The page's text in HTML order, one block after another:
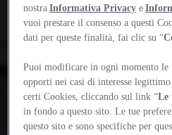
Curatore
Timur Zolotoev è curatore ed editor
all’intersezione tra arte e
team curatoriale della prossima
nostraInformativa Privacy e
vuoi prestare il consenso a questi
dati per queste finalità, fai clic su “
Puoi modificare in ogni momento le
opporti nei casi di interesse
certi Cookies, cliccando sul link “Le
in fondo a questo sito. Le tue
questo sito e sono specifiche per